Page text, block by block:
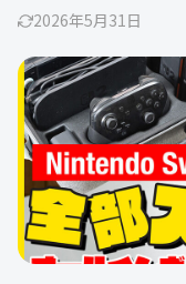
2026年5月31日